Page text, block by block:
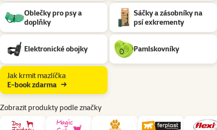
Oblečky pro psy a
doplňky
Sáčky a zásobníky na
psí exkrementy
Elektronické obojky Pamlskovníky
Jak krmit mazlíčka
E-book zdarma
Zobrazit produkty podle značky